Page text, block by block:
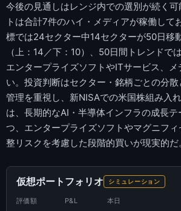
今後の見通しはレンジ内での選別が続く
トは合計7件のハイ・メディアが稼働して
標では24セクター中14セクターが50日移
（上：14／下：10）、50日間トレンドで
エンタープライズソフトやITサービス、
い。投資判断はセクター・銘柄ごとの分
管理を重視し、新NISAでの米国株組み入
は、長期的なAI・半導体インフラの成長
つ、エンタープライズソフトやマグニフ
整リスクを考慮した段階的買いが現実的だ
仮想ポートフォリオ シミュレーション
評価額 P&L 本日